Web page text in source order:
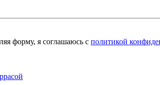
форму, я соглашаюсь с политикой